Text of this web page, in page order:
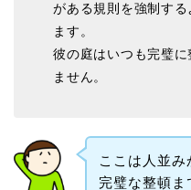
がある規則を強制す
ます。
彼の庭はいつも完璧
ません。
ここは人並み
完璧な整頓ま